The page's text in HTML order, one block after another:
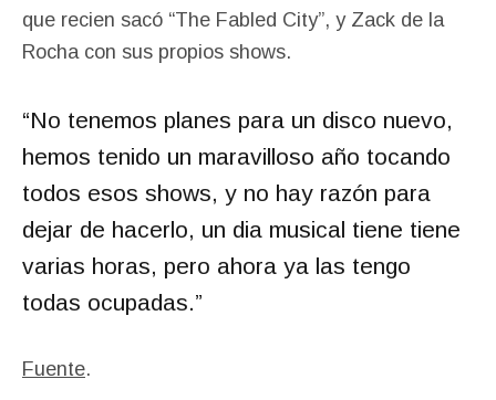
que recien sacó “The Fabled City”, y Zack de la
Rocha con sus propios shows.
“No tenemos planes para un disco nuevo,
hemos tenido un maravilloso año tocando
todos esos shows, y no hay razón para
dejar de hacerlo, un dia musical tiene tiene
varias horas, pero ahora ya las tengo
todas ocupadas.”
Fuente.